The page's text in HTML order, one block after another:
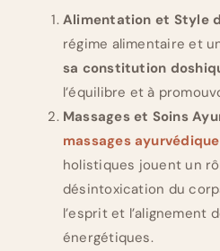
Alimentation et Style
régime alimentaire et
sa constitution
l’équilibre et à
Massages et Soins
massages
holistiques jouent un
désintoxication du
l’esprit et l’alignement
énergétiques.